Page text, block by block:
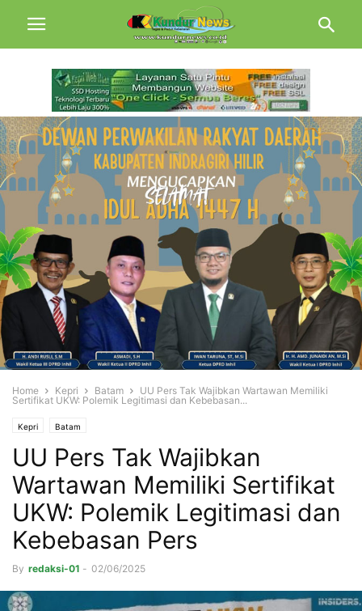
Home Kepri Batam
UU Pers Tak Wajibkan Wartawan Memiliki
Sertifikat UKW: Polemik Legitimasi dan Kebebasan...
Kepri Batam
UU Pers Tak Wajibkan
Wartawan Memiliki Sertifikat
UKW: Polemik Legitimasi dan
Kebebasan Pers
By redaksi-01 - 02/06/2025